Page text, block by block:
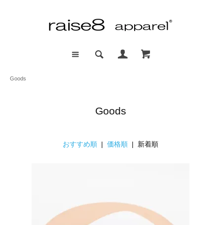
Goods
Goods
おすすめ順 | 価格順 | 新着順